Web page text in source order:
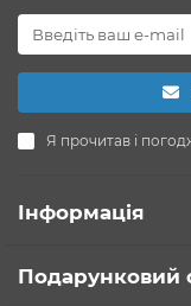
Я прочитав і
Інформація
Подарунковий